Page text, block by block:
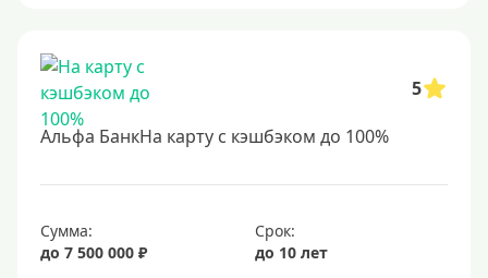
5
Альфа БанкНа карту с кэшбэком до 100%
Сумма:
до 7 500 000 ₽
Срок:
до 10 лет